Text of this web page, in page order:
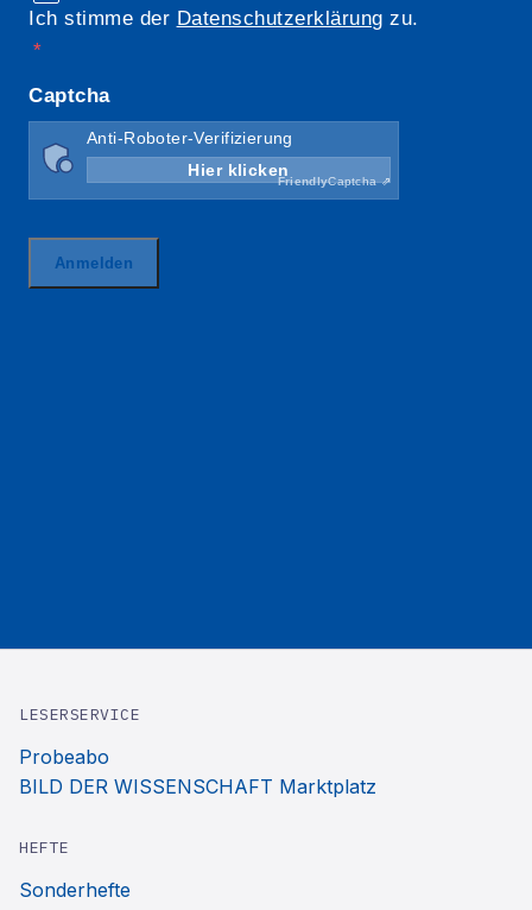
LESERSERVICE
Probeabo
BILD DER WISSENSCHAFT Marktplatz
HEFTE
Sonderhefte